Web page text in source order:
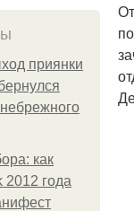
приянки
как
2012 года